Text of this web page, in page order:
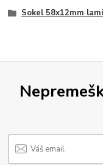
Sokel 58x12mm